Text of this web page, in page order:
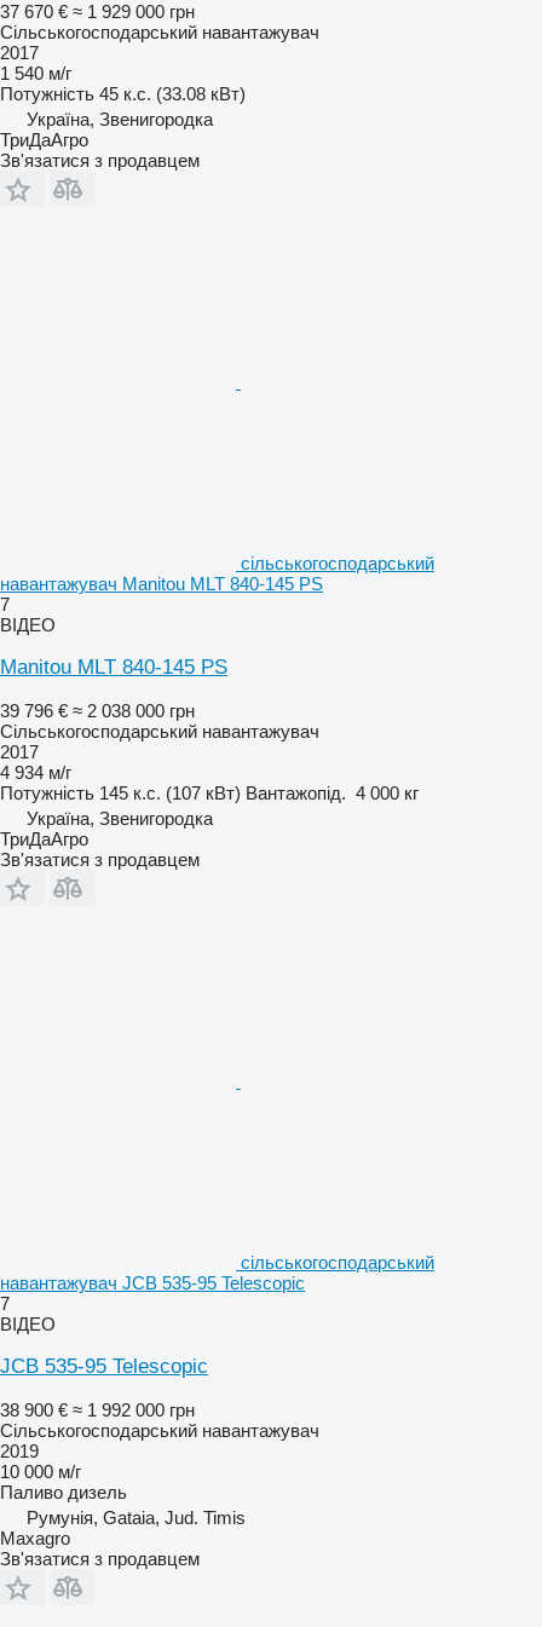
37 670 € ≈ 1 929 000 грн
Сільськогосподарський навантажувач
2017
1 540 м/г
Потужність 45 к.с. (33.08 кВт)
Україна, Звенигородка
ТриДаАгро
Зв'язатися з продавцем
сільськогосподарський
навантажувач Manitou MLT 840-145 PS
7
ВІДЕО
Manitou MLT 840-145 PS
39 796 € ≈ 2 038 000 грн
Сільськогосподарський навантажувач
2017
4 934 м/г
Потужність 145 к.с. (107 кВт) Вантажопід. 4 000 кг
Україна, Звенигородка
ТриДаАгро
Зв'язатися з продавцем
сільськогосподарський
навантажувач JCB 535-95 Telescopic
7
ВІДЕО
JCB 535-95 Telescopic
38 900 € ≈ 1 992 000 грн
Сільськогосподарський навантажувач
2019
10 000 м/г
Паливо дизель
Румунія, Gataia, Jud. Timis
Maxagro
Зв'язатися з продавцем